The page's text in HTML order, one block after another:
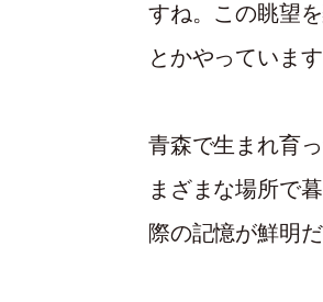
すね。この眺望
とかやっています
青森で生まれ育
まざまな場所で
際の記憶が鮮明